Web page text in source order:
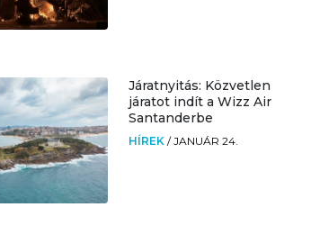
Járatnyitás: Közvetlen
járatot indít a Wizz Air
Santanderbe
HÍREK /JANUÁR 24.